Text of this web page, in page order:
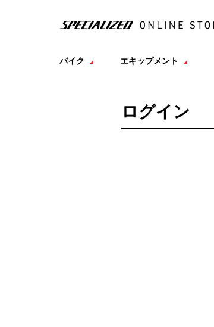
バイク エキップメント
ログイン